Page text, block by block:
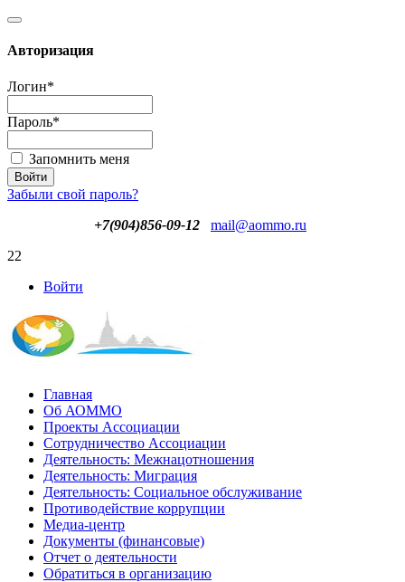
Авторизация
Логин*
Пароль*
Запомнить меня
Забыли свой пароль?
+7(904)856-09-12
mail@aommo.ru
22
Войти
Главная
Об АОММО
Проекты Ассоциации
Сотрудничество Ассоциации
Деятельность: Межнацотношения
Деятельность: Миграция
Деятельность: Социальное обслуживание
Противодействие коррупции
Медиа-центр
Документы (финансовые)
Отчет о деятельности
Обратиться в организацию